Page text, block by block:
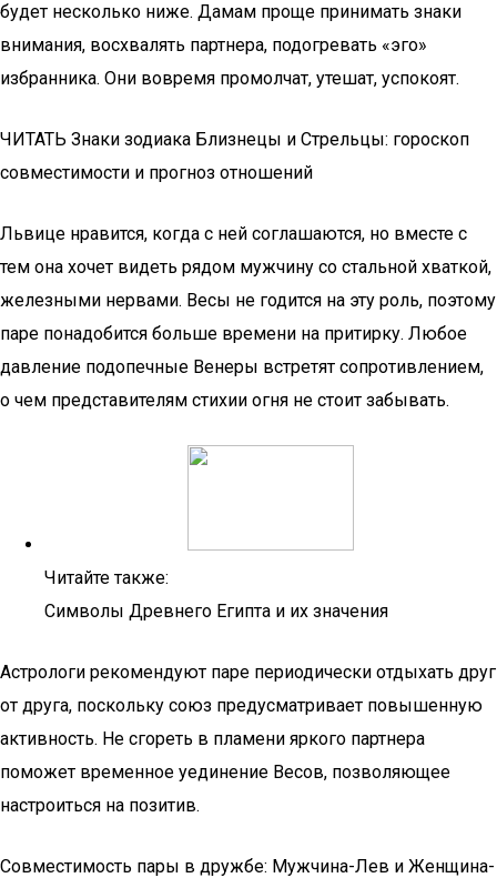
будет несколько ниже. Дамам проще принимать знаки
внимания, восхвалять партнера, подогревать «эго»
избранника. Они вовремя промолчат, утешат, успокоят.
ЧИТАТЬ Знаки зодиака Близнецы и Стрельцы: гороскоп
совместимости и прогноз отношений
Львице нравится, когда с ней соглашаются, но вместе с
тем она хочет видеть рядом мужчину со стальной хваткой,
железными нервами. Весы не годится на эту роль, поэтому
паре понадобится больше времени на притирку. Любое
давление подопечные Венеры встретят сопротивлением,
о чем представителям стихии огня не стоит забывать.
Читайте также:
Символы Древнего Египта и их значения
Астрологи рекомендуют паре периодически отдыхать друг
от друга, поскольку союз предусматривает повышенную
активность. Не сгореть в пламени яркого партнера
поможет временное уединение Весов, позволяющее
настроиться на позитив.
Coвмeстимoсть пaры в дружбe: Mужчинa-Лeв и Жeнщинa-